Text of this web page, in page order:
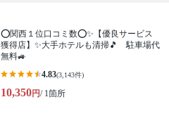
⭕関西１位口コミ数⭕✨【優良サービス
獲得店】✨大手ホテルも清掃🎵 駐車場代
無料🚙
4.83(3,143件)
10,350円/ 1箇所